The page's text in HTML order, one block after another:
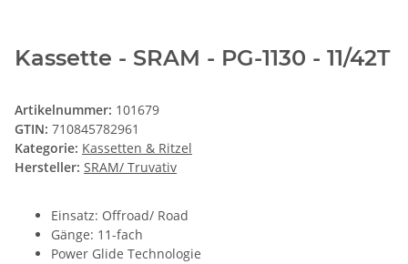
Kassette - SRAM - PG-1130 - 11/42T
Artikelnummer: 101679
GTIN: 710845782961
Kategorie: Kassetten & Ritzel
Hersteller: SRAM/ Truvativ
Einsatz: Offroad/ Road
Gänge: 11-fach
Power Glide Technologie